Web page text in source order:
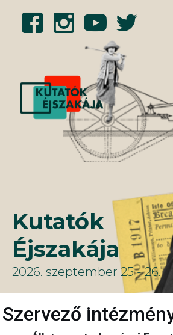
tartalomba
Kutatók
Éjszakája
2026. szeptember 25 - 26.
Szervező